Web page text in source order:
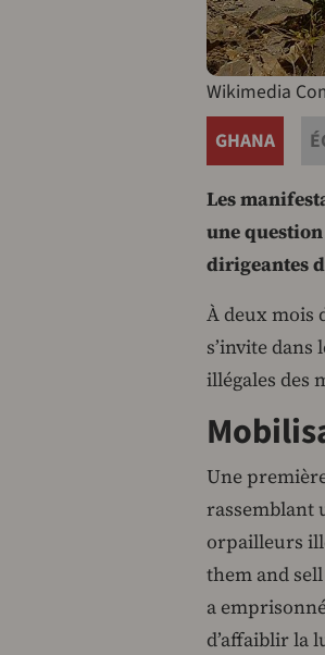
Wikimedia
GHANA
Les
une
dirigeantes
À deux mois
s’invite
illégales des
Une
rassemblant
orpailleurs
them and
a
d’affaiblir la